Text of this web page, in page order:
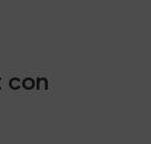
con